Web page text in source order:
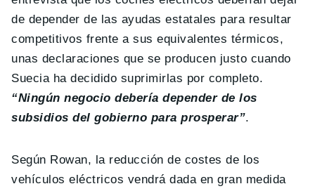
de depender de las ayudas estatales para resultar
competitivos frente a sus equivalentes térmicos,
unas declaraciones que se producen justo cuando
Suecia ha decidido suprimirlas por completo.
“Ningún negocio debería depender de los
subsidios del gobierno para prosperar”.
Según Rowan, la reducción de costes de los
vehículos eléctricos vendrá dada en gran medida